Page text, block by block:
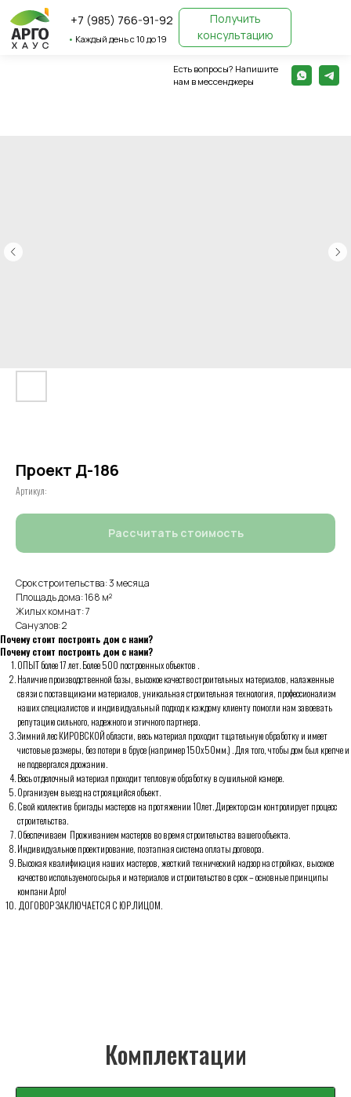
Получить
консультацию
+7 (985) 766-91-92
Каждый день с 10 до 19
Есть вопросы? Напишите
Проект Д-186
Артикул:
Рассчитать стоимость
Срок строительства: 3 месяца
Площадь дома: 168 м²
Жилых комнат: 7
Санузлов: 2
Почему стоит построить дом с нами?
Почему стоит построить дом с нами?
ОПЫТ более 17 лет. Более 500 построенных объектов .
Наличие производственной базы, высокое качество строительных материалов, налаженные
связи с поставщиками материалов, уникальная строительная технология, профессионализм
наших специалистов и индивидуальный подход к каждому клиенту помогли нам завоевать
репутацию сильного, надежного и этичного партнера.
Зимний лес КИРОВСКОЙ области, весь материал проходит тщательную обработку и имеет
чистовые размеры, без потери в брусе (например 150х50мм.) . Для того, чтобы дом был крепче и
не подвергался дрожанию.
Весь отделочный материал проходит тепловую обработку в сушильной камере.
Организуем выезд на строящийся объект.
Свой коллектив бригады мастеров на протяжении 10лет. Директор сам контролирует процесс
строительства.
Обеспечиваем Проживанием мастеров во время строительства вашего объекта.
Индивидуальное проектирование, поэтапная система оплаты договора.
Высокая квалификация наших мастеров, жесткий технический надзор на стройках, высокое
качество используемого сырья и материалов и строительство в срок – основные принципы
компани Арго!
ДОГОВОР ЗАКЛЮЧАЕТСЯ С ЮР.ЛИЦОМ.
Комплектации